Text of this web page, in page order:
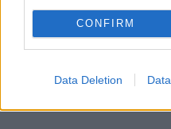
CONFIRM
Data Deletion
«Η Σοφία Βεργκάρα
οποία ασφυκτιούσε
ελάχιστα
CELEBRITIES